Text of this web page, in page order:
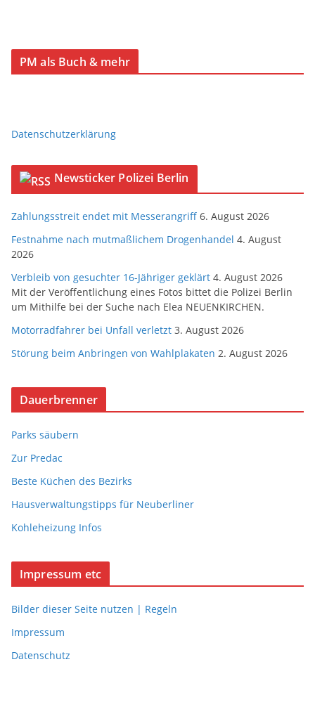
PM als Buch & mehr
Datenschutzerklärung
Newsticker Polizei Berlin
Zahlungsstreit endet mit Messerangriff 6. August 2026
Festnahme nach mutmaßlichem Drogenhandel 4. August
2026
Verbleib von gesuchter 16-Jähriger geklärt 4. August 2026
Mit der Veröffentlichung eines Fotos bittet die Polizei Berlin
um Mithilfe bei der Suche nach Elea NEUENKIRCHEN.
Motorradfahrer bei Unfall verletzt 3. August 2026
Störung beim Anbringen von Wahlplakaten 2. August 2026
Dauerbrenner
Parks säubern
Zur Predac
Beste Küchen des Bezirks
Hausverwaltungstipps für Neuberliner
Kohleheizung Infos
Impressum etc
Bilder dieser Seite nutzen | Regeln
Impressum
Datenschutz